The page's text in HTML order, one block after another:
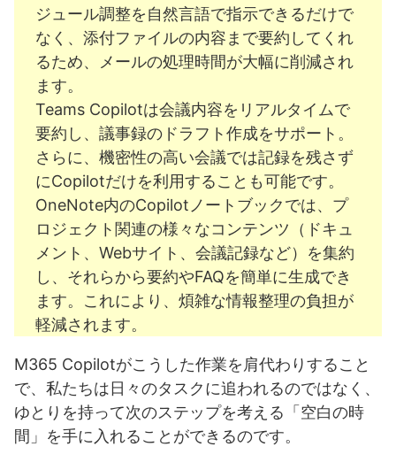
ジュール調整を自然言語で指示できるだけで
なく、添付ファイルの内容まで要約してくれ
るため、メールの処理時間が大幅に削減され
ます。
Teams Copilotは会議内容をリアルタイムで
要約し、議事録のドラフト作成をサポート。
さらに、機密性の高い会議では記録を残さず
にCopilotだけを利用することも可能です。
OneNote内のCopilotノートブックでは、プ
ロジェクト関連の様々なコンテンツ（ドキュ
メント、Webサイト、会議記録など）を集約
し、それらから要約やFAQを簡単に生成でき
ます。これにより、煩雑な情報整理の負担が
軽減されます。
M365 Copilotがこうした作業を肩代わりすること
で、私たちは日々のタスクに追われるのではなく、
ゆとりを持って次のステップを考える「空白の時
間」を手に入れることができるのです。